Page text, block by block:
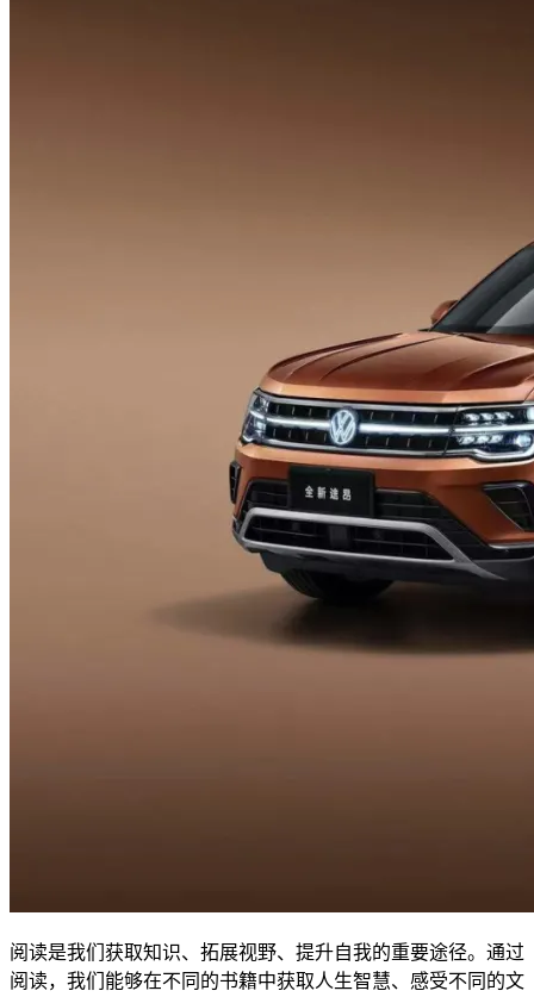
阅读是我们获取知识、拓展视野、提升自我的重要途径。通过
阅读，我们能够在不同的书籍中获取人生智慧、感受不同的文